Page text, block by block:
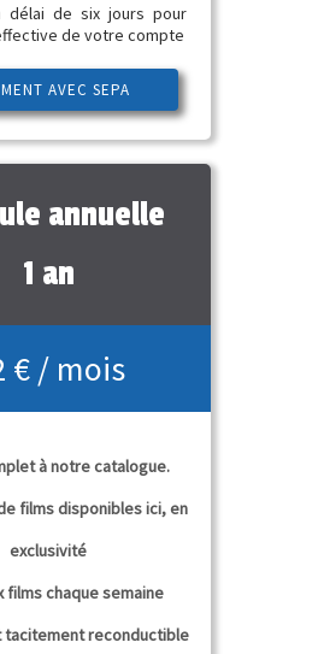
délai de six jours pour
de votre compte
AVEC SEPA
annuelle
1 an
€ / mois
à notre catalogue.
films disponibles ici, en
exclusivité
films chaque semaine
tacitement reconductible